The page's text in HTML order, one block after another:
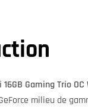
16GB Gaming Trio
milieu de